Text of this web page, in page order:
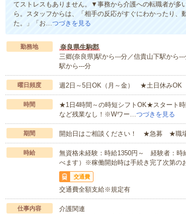
てストレスもありません。▼事務から介護への転職者が多
ら。スタッフからは、「相手の反応がすぐにわかったり、
た。」「お…つづきを見る
勤務地
奈良県生駒郡
三郷(奈良県)駅から---分／信貴山下駅から
駅から---分
曜日頻度 週2日～5日OK（月～金） ★土日休みOK
時間
★1日4時間～の時短シフトOK★スタート
など残業なし！※Wワー…つづきを見る
期間 開始日はご相談ください！ ★急募 ★職場
時給
無資格未経験：時給1350円～ 経験者：時
べます）※稼働開始時は手続き完了次第の
交通費
交通費全額支給※規定有
仕事内容
介護関連